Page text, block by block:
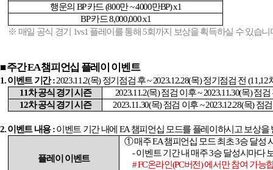
행운의 BP카드 (800만~ 4000만BP) x1
BP카드8,000,000 x1
※ 매일 공식 경기 1vs1 플레이를 통해 5회까지 보상을 획득하실 수 있습니
■주간EA챔피언십 플레이 이벤트
1.이벤트 기간:2023.11.2(목)정기점검 후~ 2023.12.28(목)정기점검 전 (11,12
11차 공식 경기 시즌 2023.11.2(목)점검 이후~ 2023.11.30(목)점검
12차 공식 경기 시즌 2023.11.30(목)점검 이후~ 2023.12.28(목)점
2.이벤트 내용: 이벤트 기간 내에 EA챔피언십 모드를 플레이하시고 보상을
플레이 이벤트
① 매주EA챔피언십 모드 최초3승 달성
-이벤트 기간 내 매주3승 달성시마다
# FC온라인 (PC버전)에서만 참여 가능